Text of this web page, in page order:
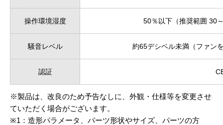
操作環境湿度 50％以下（推奨範囲 30
騒音レベル 約65デシベル未満（ファン
認証
※製品は、改良のため予告なしに、外観・仕様等を変更させ
ていただく場合がございます。
※1：造形パラメータ、パーツ形状やサイズ、パーツの方